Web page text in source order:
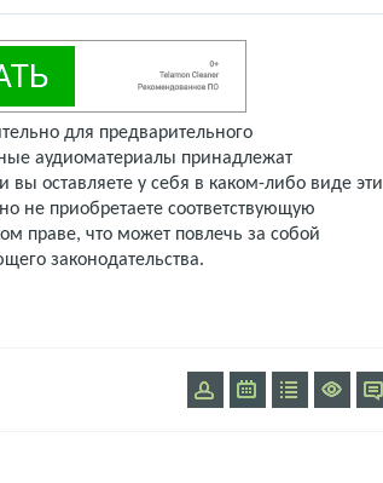
для предварительного
аудиоматериалы принадлежат
оставляете у себя в каком-либо виде эти
не приобретаете соответствующую
праве, что может повлечь за собой
законодательства.